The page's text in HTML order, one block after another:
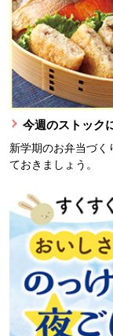
今週のストック
新学期のお弁当づく
ておきましょう。